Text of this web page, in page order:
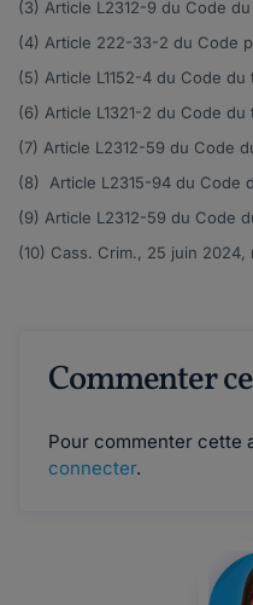
(3) Article L2312-9 du Code du
(4) Article 222-33-2 du Code
(5) Article L1152-4 du Code du
(6) Article L1321-2 du Code du
(7) Article L2312-59 du Code
(8) Article L2315-94 du Code
(9) Article L2312-59 du Code
(10) Cass. Crim., 25 juin 2024,
Commenter
Pour commenter cette
connecter.